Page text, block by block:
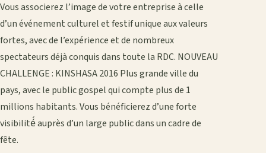
Vous associerez l’image de votre entreprise à celle
d’un événement culturel et festif unique aux valeurs
fortes, avec de l’expérience et de nombreux
spectateurs déjà conquis dans toute la RDC. NOUVEAU
CHALLENGE : KINSHASA 2016 Plus grande ville du
pays, avec le public gospel qui compte plus de 1
millions habitants. Vous bénéficierez d’une forte
visibilité́ auprès d’un large public dans un cadre de
fête.